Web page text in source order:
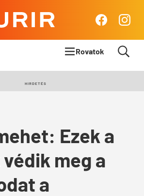
Body & Mind
Queens Blog
Rovatok
HIRDETÉS
Ezek a
meg a
a